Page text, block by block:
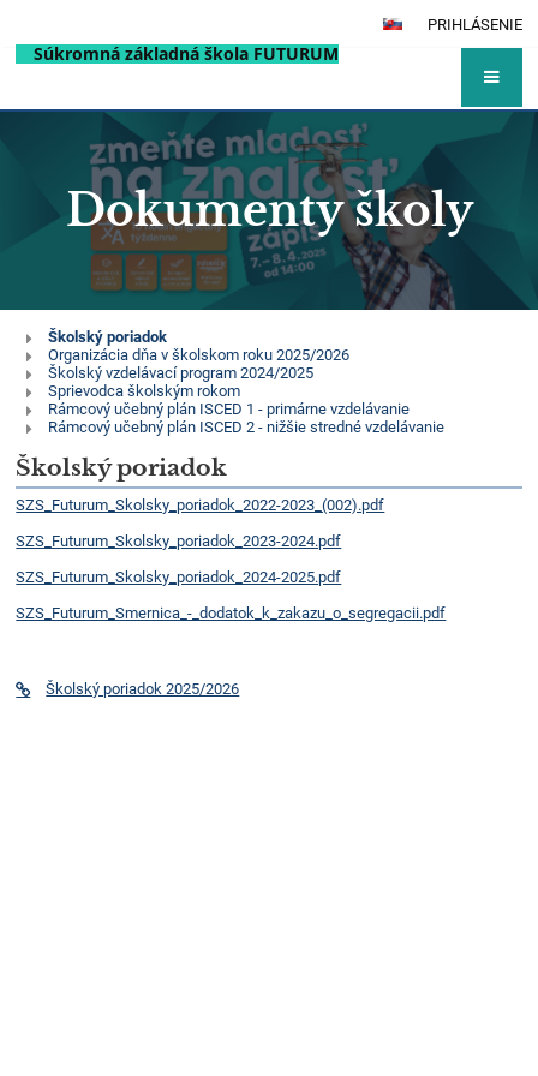
PRIHLÁSENIE
Súkromná základná škola FUTURUM
Dokumenty školy
Dokumenty
školy
Školský poriadok
Organizácia dňa v školskom roku 2025/2026
Školský vzdelávací program 2024/2025
Sprievodca školským rokom
Rámcový učebný plán ISCED 1 - primárne vzdelávanie
Rámcový učebný plán ISCED 2 - nižšie stredné vzdelávanie
Školský poriadok
SZS_Futurum_Skolsky_poriadok_2022-2023_(002).pdf
SZS_Futurum_Skolsky_poriadok_2023-2024.pdf
SZS_Futurum_Skolsky_poriadok_2024-2025.pdf
SZS_Futurum_Smernica_-_dodatok_k_zakazu_o_segregacii.pdf
Školský poriadok 2025/2026